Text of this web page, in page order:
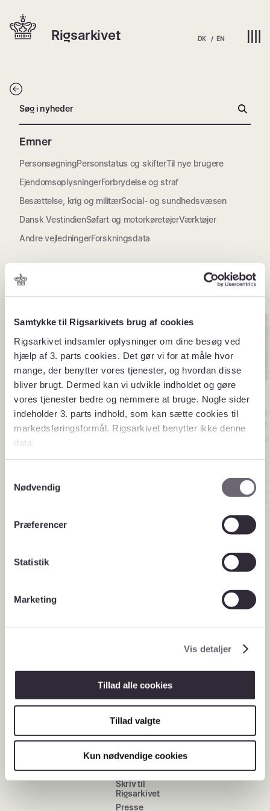
Samtykke til Rigsarkivets brug af cookies
Rigsarkivet indsamler oplysninger om dine besøg ved
hjælp af 3. parts cookies. Det gør vi for at måle hvor
mange, der benytter vores tjenester, og hvordan disse
bliver brugt. Dermed kan vi udvikle indholdet og gøre
vores tjenester bedre og nemmere at bruge. Nogle sider
indeholder 3. parts indhold, som kan sætte cookies til
markedsføringsformål. Rigsarkivet benytter ikke denne
data.
Nødvendig
Præferencer
Statistik
Marketing
Vis detaljer
Tillad alle cookies
Tillad valgte
Kun nødvendige cookies
Spring
indhold
Hjem | Home
Rigsarkivet DK EN
Tilbage
Archive
Søg i nyheder Søg
Emner
PersonsøgningPersonstatus og skifterTil nye brugere
EjendomsoplysningerForbrydelse og straf
Besættelse, krig og militærSocial- og sundhedsvæsen
Dansk VestindienSøfart og motorkøretøjerVærktøjer
Andre vejledningerForskningsdata
Archive
Udvandring til andre
verdensdele – Kom
godt i gang!
Fra 1868 til 1959 registrerede
rejsekontrakter om
skibstransport, som private
oversøiske rejsende.
Hornung og
Nummerbøgerne
flygler
1827-1972 af
Møller. Du kan
Arkivalieronline.
Nyheder
Arrangementer
Job i Rigsarkivet
Driftsinformation
Tlf. 33 92 33 10
på læsesale
Kontakt os
Skriv til
Rigsarkivet
Presse